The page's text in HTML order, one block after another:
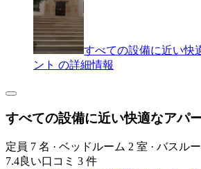
すべての設備に近い快
ント の詳細情報
すべての設備に近い快適なアパ
定員 7 名 · ベッドルーム 2 室 · バスル
7.4良い口コミ 3 件